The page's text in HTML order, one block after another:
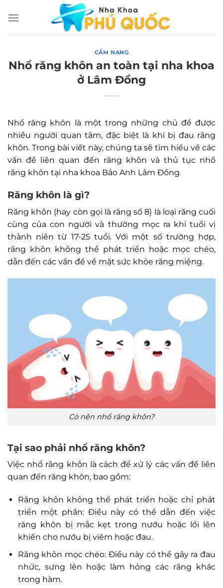
đến
CẨM NANG
Nhổ răng khôn an toàn tại nha khoa
ở Lâm Đồng
Nhổ răng khôn là một trong những chủ đề được
nhiều người quan tâm, đặc biệt là khi bị đau răng
khôn. Trong bài viết này, chúng ta sẽ tìm hiểu về các
vấn đề liên quan đến răng khôn và thủ tục nhổ
răng khôn tại nha khoa Bảo Anh Lâm Đồng.
Răng khôn là gì?
Răng khôn (hay còn gọi là răng số 8) là loại răng cuối
cùng của con người và thường mọc ra khi tuổi vị
thành niên từ 17-25 tuổi. Với một số trường hợp,
răng khôn không thể phát triển hoặc mọc chéo,
dẫn đến các vấn đề về mặt sức khỏe răng miệng.
Có nên nhổ răng khôn?
Tại sao phải nhổ răng khôn?
Việc nhổ răng khôn là cách để xử lý các vấn đề liên
quan đến răng khôn, bao gồm:
Răng khôn không thể phát triển hoặc chỉ phát
triển một phần: Điều này có thể dẫn đến việc
răng khôn bị mắc kẹt trong nướu hoặc lồi lên
khiến cho nướu bị viêm hoặc đau.
Răng khôn mọc chéo: Điều này có thể gây ra đau
nhức, sưng lên hoặc làm hỏng các răng khác
trong hàm.